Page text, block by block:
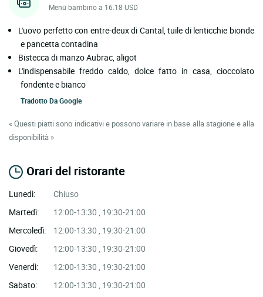
Menù bambino a 16.18 USD
L'uovo perfetto con entre-deux di Cantal, tuile di lenticchie bionde
e pancetta contadina
Bistecca di manzo Aubrac, aligot
L'indispensabile freddo caldo, dolce fatto in casa, cioccolato
fondente e bianco
Tradotto DaGoogle
« Questi piatti sono indicativi e possono variare in base alla stagione e alla
disponibilità »
Orari del ristorante
Lunedì:
Chiuso
Martedì:
12:00-13:30 , 19:30-21:00
Mercoledì:
12:00-13:30 , 19:30-21:00
Giovedì:
12:00-13:30 , 19:30-21:00
Venerdì:
12:00-13:30 , 19:30-21:00
Sabato:
12:00-13:30 , 19:30-21:00